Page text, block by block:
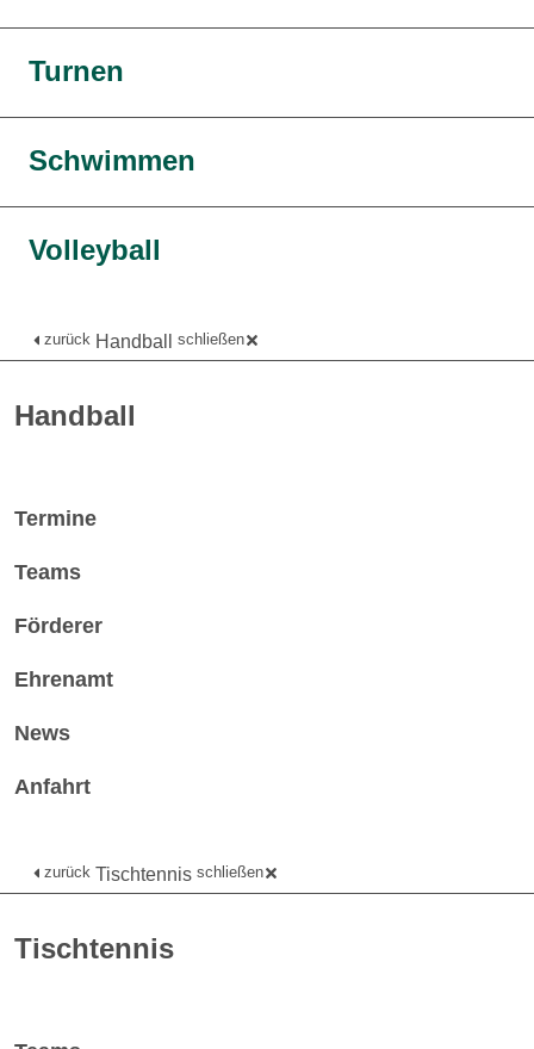
Turnen
Schwimmen
Volleyball
zurück Handball schließen
Handball
Termine
Teams
Förderer
Ehrenamt
News
Anfahrt
zurück Tischtennis schließen
Tischtennis